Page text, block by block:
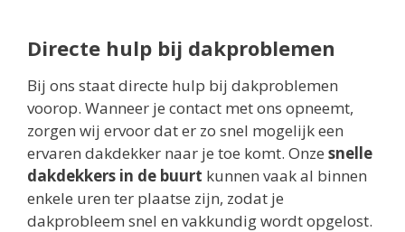
Directe hulp bij dakproblemen
Bij ons staat directe hulp bij dakproblemen
voorop. Wanneer je contact met ons opneemt,
zorgen wij ervoor dat er zo snel mogelijk een
ervaren dakdekker naar je toe komt. Onze snelle
dakdekkers in de buurt kunnen vaak al binnen
enkele uren ter plaatse zijn, zodat je
dakprobleem snel en vakkundig wordt opgelost.